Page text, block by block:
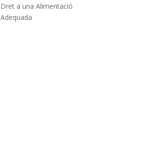
Dret a una Alimentació
Adequada